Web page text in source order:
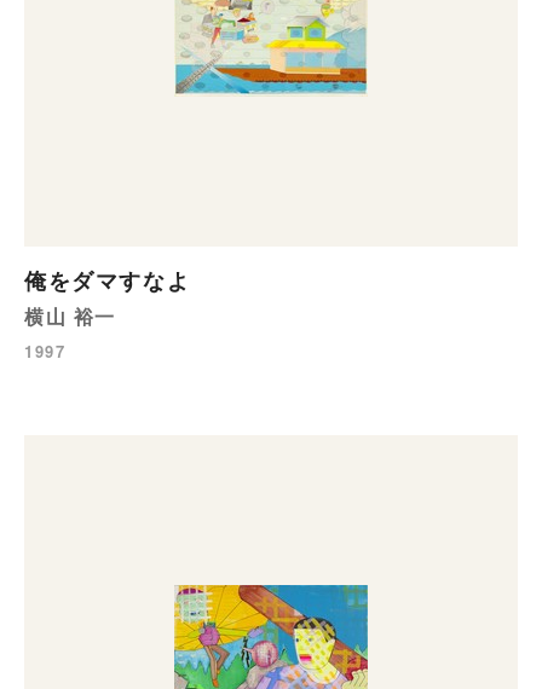
俺をダマすなよ
横山 裕一
1997